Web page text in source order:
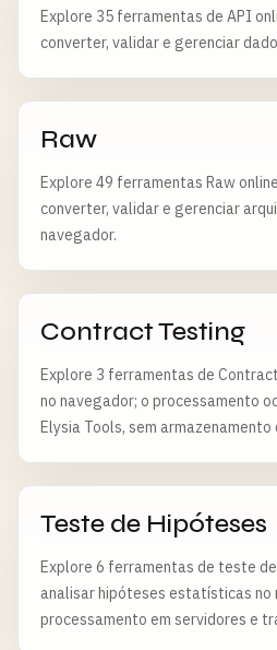
Explore 35 ferramentas de API
converter, validar e gerenciar
Raw
Explore 49 ferramentas Raw
converter, validar e gerenciar
navegador.
Contract Testing
Explore 3 ferramentas de
no navegador; o processamento
Elysia Tools, sem
Teste de Hipóteses
Explore 6 ferramentas de teste
analisar hipóteses estatísticas no
processamento em servidores e